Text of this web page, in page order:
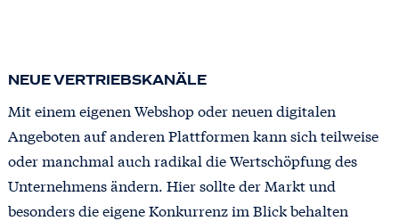
NEUE VERTRIEBSKANÄLE
Mit einem eigenen Webshop oder neuen digitalen
Angeboten auf anderen Plattformen kann sich teilweise
oder manchmal auch radikal die Wertschöpfung des
Unternehmens ändern. Hier sollte der Markt und
besonders die eigene Konkurrenz im Blick behalten